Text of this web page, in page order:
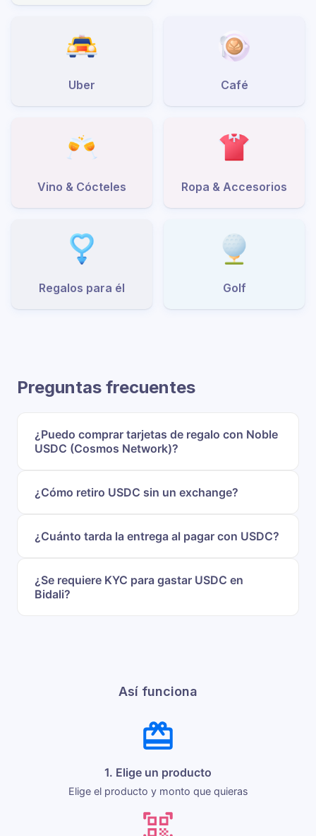
Uber Café
Vino & Cócteles Ropa & Accesorios
Regalos para él Golf
Preguntas frecuentes
¿Puedo comprar tarjetas de regalo con Noble
USDC (Cosmos Network)?
¿Cómo retiro USDC sin un exchange?
¿Cuánto tarda la entrega al pagar con USDC?
¿Se requiere KYC para gastar USDC en
Bidali?
Así funciona
1. Elige un producto
Elige el producto y monto que quieras